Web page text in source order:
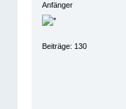
Anfänger
Beiträge: 130